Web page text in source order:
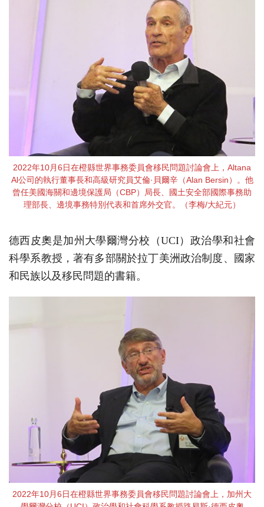
2022年10月6日在橙縣世界事務委員會移民問題討論會上，Altana
Al公司的執行董事長和高級研究員艾倫·貝爾辛（Alan Bersin）。他
曾任美國海關和邊境保護局（CBP）局長、國土安全部國際事務助
理部長、邊境事務特別代表和首席外交官。（李梅/大紀元）
德西皮奧是加州大學爾灣分校（UCI）政治學和社會
科學系教授，著有多部關於拉丁美洲政治制度、國家
和民族以及移民問題的書籍。
2022年10月6日在橙縣世界事務委員會移民問題討論會上，加州大